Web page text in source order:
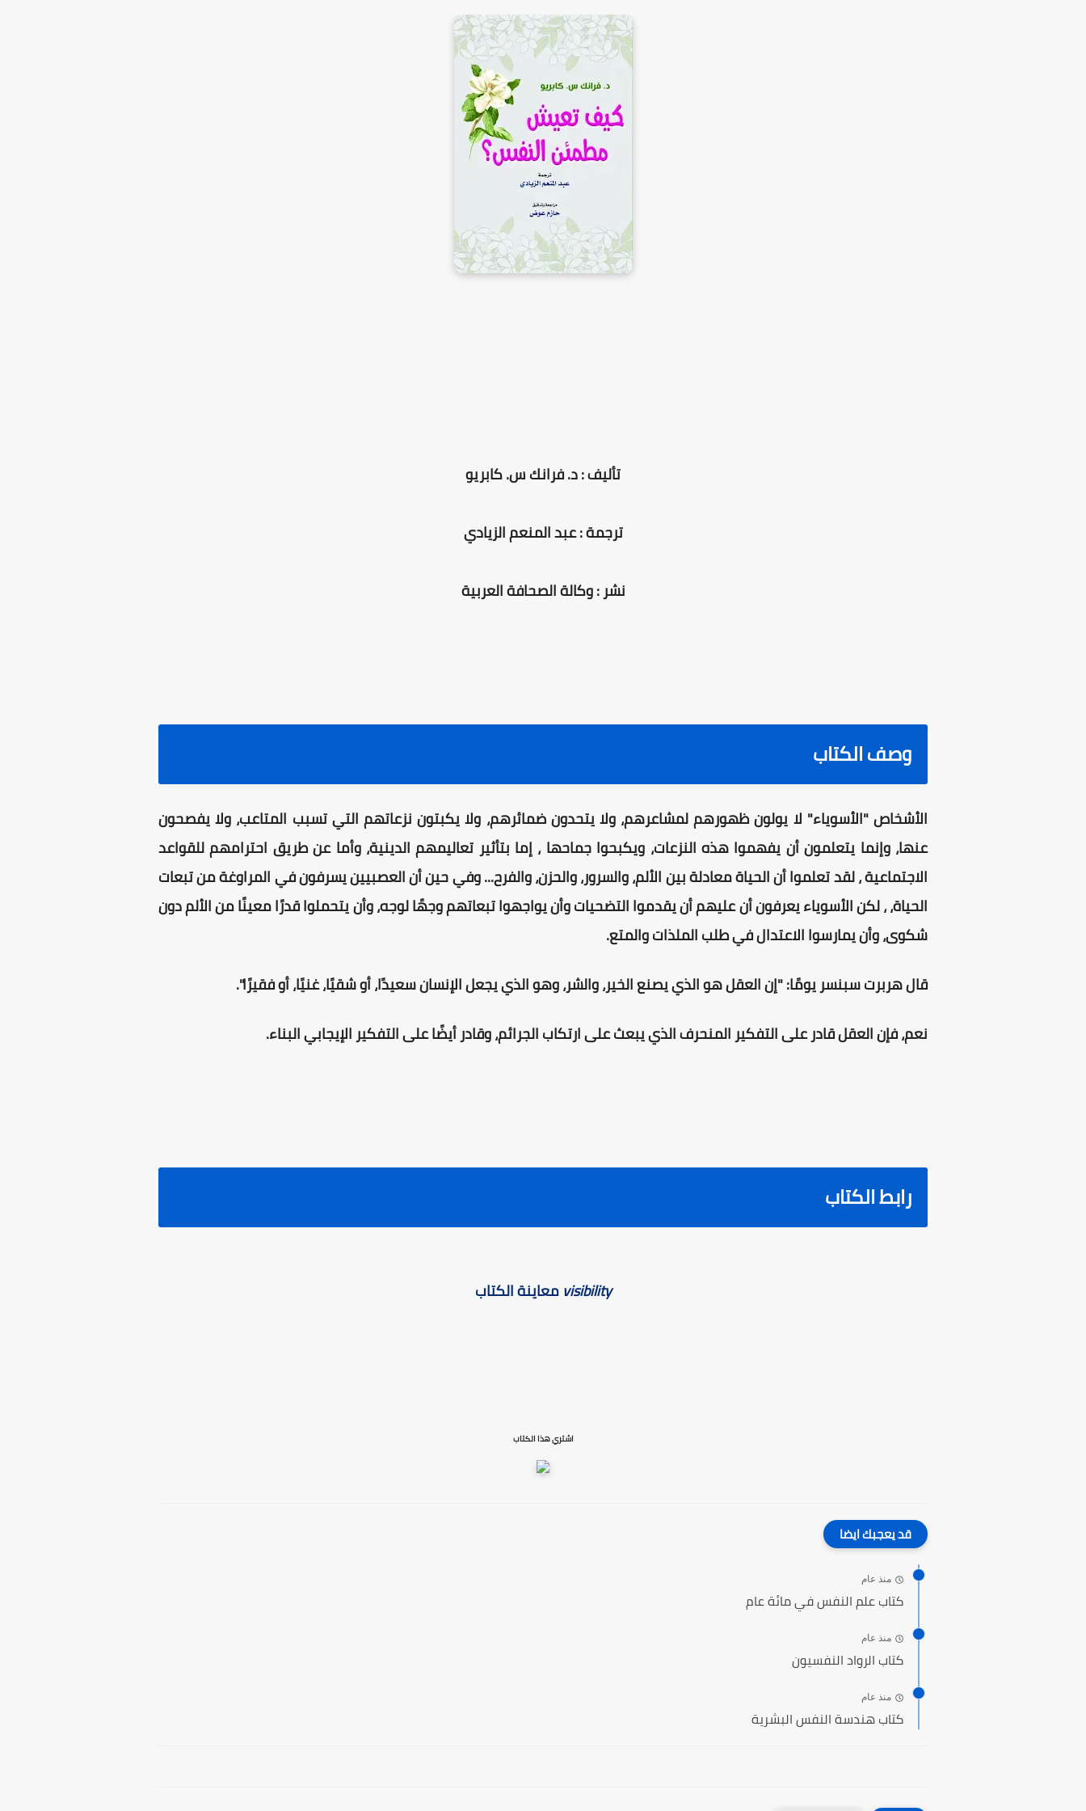
تأليف : د. فرانك س. كابريو
ترجمة : عبد المنعم الزيادي
نشر : وكالة الصحافة العربية
وصف الكتاب
الأشخاص "الأسوياء" لا يولون ظهورهم لمشاعرهم، ولا يتحدون ضمائرهم، ولا يكبتون نزعاتهم التي تسبب المتاعب، ولا يفصحون
عنها، وإنما يتعلمون أن يفهموا هذه النزعات، ويكبحوا جماحها ، إما بتأثير تعاليمهم الدينية، وأما عن طريق احترامهم للقواعد
الاجتماعية ، لقد تعلموا أن الحياة معادلة بين الألم، والسرور، والحزن، والفرح... وفي حين أن العصبيين يسرفون في المراوغة من تبعات
الحياة، ، لكن الأسوياء يعرفون أن عليهم أن يقدموا التضحيات وأن يواجهوا تبعاتهم وجهًا لوجه، وأن يتحملوا قدرًا معينًا من الألم دون
شكوى، وأن يمارسوا الاعتدال في طلب الملذات والمتع.
قال هربرت سبنسر يومًا: "إن العقل هو الذي يصنع الخير، والشر، وهو الذي يجعل الإنسان سعيدًا، أو شقيًا، غنيًا، أو فقيرًا".
نعم، فإن العقل قادر على التفكير المنحرف الذي يبعث على ارتكاب الجرائم، وقادر أيضًا على التفكير الإيجابي البناء.
رابط الكتاب
visibilityمعاينة الكتاب
اشتري هذا الكتاب
قد يعجبك ايضا
منذ عام
كتاب علم النفس في مائة عام
منذ عام
كتاب الرواد النفسيون
منذ عام
كتاب هندسة النفس البشرية